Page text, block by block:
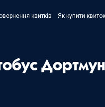
квитків Як купити квиток